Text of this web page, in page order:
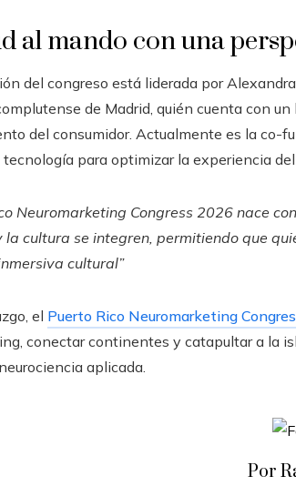
al mando con una
del congreso está liderada por
de Madrid, quién cuenta con
del consumidor. Actualmente es la co-
para optimizar la experiencia
Neuromarketing Congress 2026 nace
cultura se integren, permitiendo que
cultural”
el Puerto Rico Neuromarketing
conectar continentes y catapultar a la
aplicada.
Por